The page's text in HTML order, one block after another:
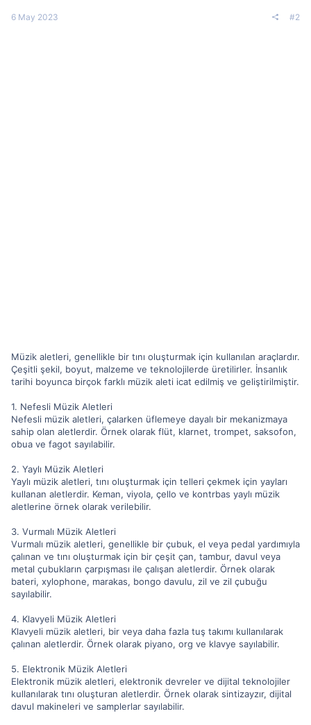
6 May 2023 #2
Müzik aletleri, genellikle bir tını oluşturmak için kullanılan araçlardır.
Çeşitli şekil, boyut, malzeme ve teknolojilerde üretilirler. İnsanlık
tarihi boyunca birçok farklı müzik aleti icat edilmiş ve geliştirilmiştir.
1. Nefesli Müzik Aletleri
Nefesli müzik aletleri, çalarken üflemeye dayalı bir mekanizmaya
sahip olan aletlerdir. Örnek olarak flüt, klarnet, trompet, saksofon,
obua ve fagot sayılabilir.
2. Yaylı Müzik Aletleri
Yaylı müzik aletleri, tını oluşturmak için telleri çekmek için yayları
kullanan aletlerdir. Keman, viyola, çello ve kontrbas yaylı müzik
aletlerine örnek olarak verilebilir.
3. Vurmalı Müzik Aletleri
Vurmalı müzik aletleri, genellikle bir çubuk, el veya pedal yardımıyla
çalınan ve tını oluşturmak için bir çeşit çan, tambur, davul veya
metal çubukların çarpışması ile çalışan aletlerdir. Örnek olarak
bateri, xylophone, marakas, bongo davulu, zil ve zil çubuğu
sayılabilir.
4. Klavyeli Müzik Aletleri
Klavyeli müzik aletleri, bir veya daha fazla tuş takımı kullanılarak
çalınan aletlerdir. Örnek olarak piyano, org ve klavye sayılabilir.
5. Elektronik Müzik Aletleri
Elektronik müzik aletleri, elektronik devreler ve dijital teknolojiler
kullanılarak tını oluşturan aletlerdir. Örnek olarak sintizayzır, dijital
davul makineleri ve samplerlar sayılabilir.